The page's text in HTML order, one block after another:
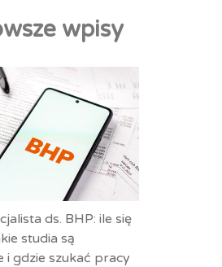
wpisy
ds. BHP: ile się
studia są
i gdzie szukać pracy